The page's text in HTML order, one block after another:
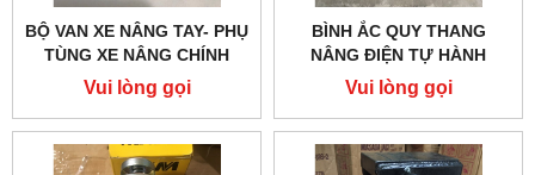
BỘ VAN XE NÂNG TAY- PHỤ
TÙNG XE NÂNG CHÍNH
HÃNG
Vui lòng gọi
BÌNH ẮC QUY THANG
NÂNG ĐIỆN TỰ HÀNH
Vui lòng gọi